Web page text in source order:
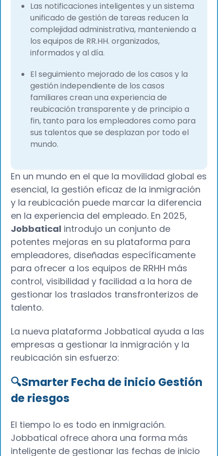
Las notificaciones inteligentes y un sistema
unificado de gestión de tareas reducen la
complejidad administrativa, manteniendo a
los equipos de RR.HH. organizados,
informados y al día.
El seguimiento mejorado de los casos y la
gestión independiente de los casos
familiares crean una experiencia de
reubicación transparente y de principio a
fin, tanto para los empleadores como para
sus talentos que se desplazan por todo el
mundo.
En un mundo en el que la movilidad global es
esencial, la gestión eficaz de la inmigración
y la reubicación puede marcar la diferencia
en la experiencia del empleado. En 2025,
Jobbatical introdujo un conjunto de
potentes mejoras en su plataforma para
empleadores, diseñadas específicamente
para ofrecer a los equipos de RRHH más
control, visibilidad y facilidad a la hora de
gestionar los traslados transfronterizos de
talento.
La nueva plataforma Jobbatical ayuda a las
empresas a gestionar la inmigración y la
reubicación sin esfuerzo:
🔍Smarter Fecha de inicio Gestión
de riesgos
El tiempo lo es todo en inmigración.
Jobbatical ofrece ahora una forma más
inteligente de gestionar las fechas de inicio